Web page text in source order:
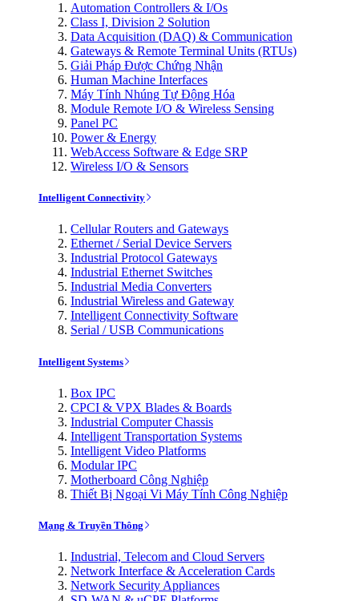
Automation Controllers & I/Os
Class I, Division 2 Solution
Data Acquisition (DAQ) & Communication
Gateways & Remote Terminal Units (RTUs)
Giải Pháp Được Chứng Nhận
Human Machine Interfaces
Máy Tính Nhúng Tự Động Hóa
Module Remote I/O & Wireless Sensing
Panel PC
Power & Energy
WebAccess Software & Edge SRP
Wireless I/O & Sensors
Intelligent Connectivity
Cellular Routers and Gateways
Ethernet / Serial Device Servers
Industrial Protocol Gateways
Industrial Ethernet Switches
Industrial Media Converters
Industrial Wireless and Gateway
Intelligent Connectivity Software
Serial / USB Communications
Intelligent Systems
Box IPC
CPCI & VPX Blades & Boards
Industrial Computer Chassis
Intelligent Transportation Systems
Intelligent Video Platforms
Modular IPC
Motherboard Công Nghiệp
Thiết Bị Ngoại Vi Máy Tính Công Nghiệp
Mạng & Truyền Thông
Industrial, Telecom and Cloud Servers
Network Interface & Acceleration Cards
Network Security Appliances